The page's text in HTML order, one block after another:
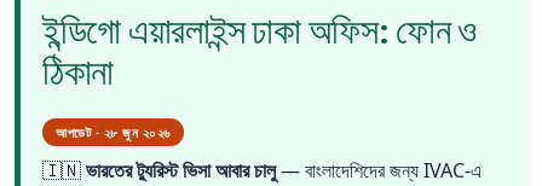
ইন্ডিগো এয়ারলাইন্স ঢাকা অফিস: ফোন ও
ঠিকানা
আপডেট · ২৮ জুন ২০২৬
🇮🇳ভারতের ট্যুরিস্ট ভিসা আবার চালু— বাংলাদেশিদের জন্য IVAC-এ